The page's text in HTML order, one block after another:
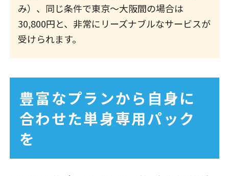
み）、同じ条件で東京～大阪間の場合は
30,800円と、非常にリーズナブルなサービスが
受けられます。
豊富なプランから自身に
合わせた単身専用パック
を